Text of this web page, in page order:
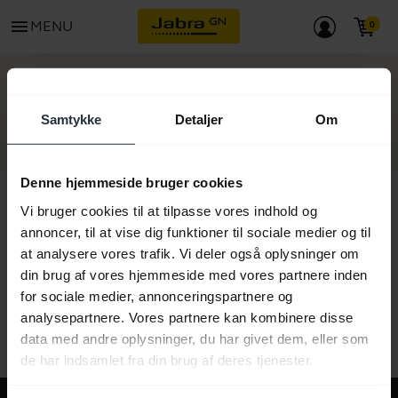
Samtykke Detaljer Om
Denne hjemmeside bruger cookies
Vi bruger cookies til at tilpasse vores indhold og
annoncer, til at vise dig funktioner til sociale medier og til
at analysere vores trafik. Vi deler også oplysninger om
din brug af vores hjemmeside med vores partnere inden
for sociale medier, annonceringspartnere og
analysepartnere. Vores partnere kan kombinere disse
data med andre oplysninger, du har givet dem, eller som
de har indsamlet fra din brug af deres tjenester.
menu MENU
Alt supportindhold
Ressourcer til at komme i gang